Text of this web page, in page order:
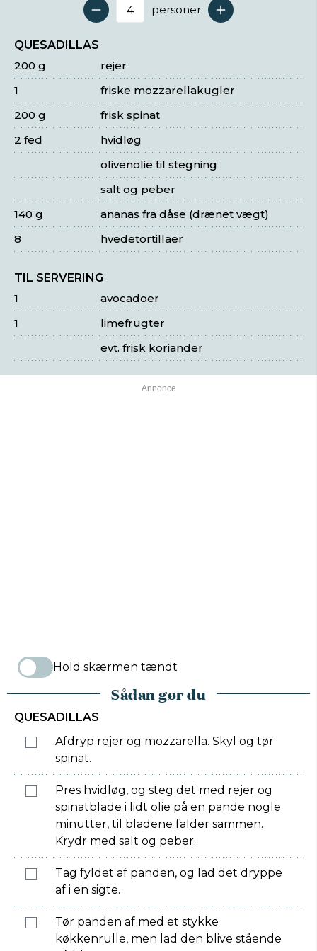
Antal serveringer
personer
QUESADILLAS
rejer
200 g
friske mozzarellakugler
1
frisk spinat
200 g
hvidløg
2 fed
olivenolie til stegning
salt og peber
ananas fra dåse (drænet vægt)
140 g
hvedetortillaer
8
TIL SERVERING
avocadoer
1
limefrugter
1
evt. frisk koriander
Hold skærmen tændt
Sådan gør du
QUESADILLAS
Afdryp rejer og mozzarella. Skyl og tør
spinat.
Pres hvidløg, og steg det med rejer og
spinatblade i lidt olie på en pande nogle
minutter, til bladene falder sammen.
Krydr med salt og peber.
Tag fyldet af panden, og lad det dryppe
af i en sigte.
Tør panden af med et stykke
køkkenrulle, men lad den blive stående